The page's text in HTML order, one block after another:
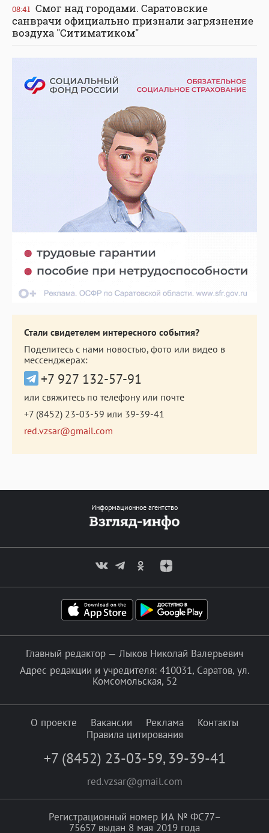
08:41 Смог над городами. Саратовские
санврачи официально признали загрязнение
воздуха "Ситиматиком"
Стали свидетелем интересного события?
Поделитесь с нами новостью, фото или видео в
мессенджерах:
+7 927 132-57-91
или свяжитесь по телефону или почте
+7 (8452) 23-03-59 или 39-39-41
red.vzsar@gmail.com
Информационное агентство
Главный редактор — Лыков Николай Валерьевич
Адрес редакции и учредителя: 410031, Саратов, ул.
Комсомольская, 52
О проекте Вакансии Реклама
Контакты
Правила цитирования
+7 (8452) 23-03-59, 39-39-41
red.vzsar@gmail.com
Регистрационный номер ИА № ФС77–
75657 выдан 8 мая 2019 года